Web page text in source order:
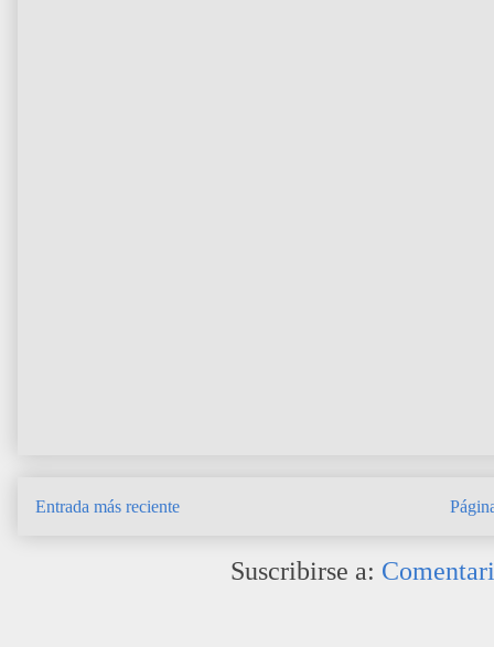
Entrada más reciente
Suscribirse a: